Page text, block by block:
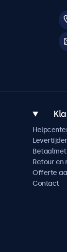
Retour en
Offerte
Contact